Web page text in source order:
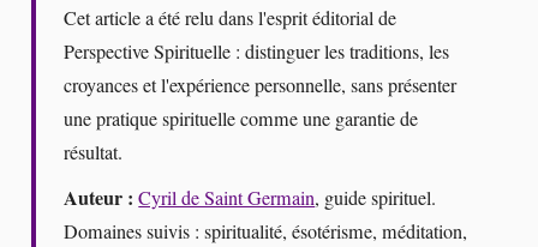
Cet article a été relu dans l'esprit éditorial de
Perspective Spirituelle : distinguer les traditions, les
croyances et l'expérience personnelle, sans présenter
une pratique spirituelle comme une garantie de
résultat.
Auteur : Cyril de Saint Germain, guide spirituel.
Domaines suivis : spiritualité, ésotérisme, méditation,